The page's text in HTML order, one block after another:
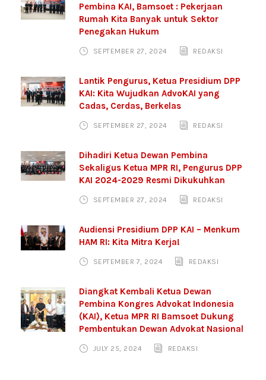
Pembina KAI, Bamsoet : Pekerjaan
Rumah Kita Banyak untuk Sektor
Penegakan Hukum
SEPTEMBER 27, 2024 REDAKSI
Lantik Pengurus, Ketua Presidium DPP
KAI: Kita Wujudkan AdvoKAI yang
Cadas, Cerdas, Berkelas
SEPTEMBER 27, 2024 REDAKSI
Dihadiri Ketua Dewan Pembina
Sekaligus Ketua MPR RI, Pengurus DPP
KAI 2024-2029 Resmi Dikukuhkan
SEPTEMBER 27, 2024 REDAKSI
Audiensi Presidium DPP KAI – Menkum
HAM RI: Kita Mitra Kerja!
SEPTEMBER 7, 2024 REDAKSI
Diangkat Kembali Ketua Dewan
Pembina Kongres Advokat Indonesia
(KAI), Ketua MPR RI Bamsoet Dukung
Pembentukan Dewan Advokat Nasional
JULY 25, 2024 REDAKSI